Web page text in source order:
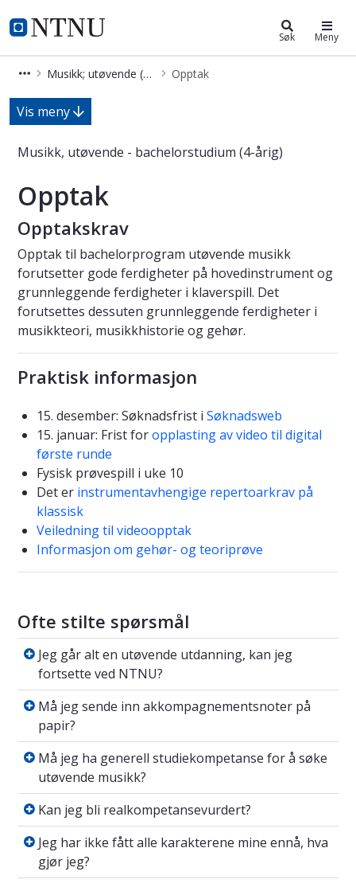
NTNU Hjemmeside
Musikk; utøvende (BMUSP) Søk Meny
Musikk; utøvende (BMUSP) Opptak
Opptak - Musikk, utøvende -
Vis meny
Musikk, utøvende - bachelorstudium (4-årig)
Opptak
Opptakskrav
Opptak til bachelorprogram utøvende musikk
forutsetter gode ferdigheter på hovedinstrument og
grunnleggende ferdigheter i klaverspill. Det
forutsettes dessuten grunnleggende ferdigheter i
musikkteori, musikkhistorie og gehør.
Praktisk informasjon
15. desember: Søknadsfrist i Søknadsweb
15. januar: Frist foropplasting av video til digital
første runde
Fysisk prøvespill i uke 10
Det er instrumentavhengige repertoarkrav på
klassisk
Veiledning til videoopptak
Informasjon om gehør- og teoriprøve
Ofte stilte spørsmål
Jeg går alt en utøvende utdanning, kan jeg
Jeg går alt en utøvende utdanning, kan jeg
fortsette ved NTNU?
Må jeg sende inn akkompagnementsnoter
Må jeg sende inn akkompagnementsnoter på
papir?
Må jeg ha generell studiekompetanse for å
Må jeg ha generell studiekompetanse for å søke
utøvende musikk?
Kan jeg bli realkompetansevurdert?
Kan jeg bli realkompetansevurdert?
Jeg har ikke fått alle karakterene mine ennå,
Jeg har ikke fått alle karakterene mine ennå, hva
gjør jeg?